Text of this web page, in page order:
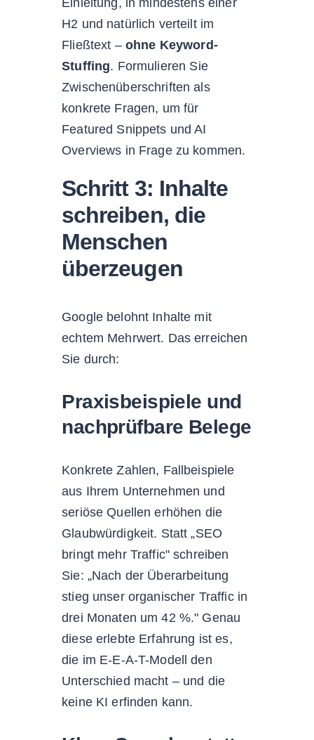
Einleitung, in mindestens einer
H2 und natürlich verteilt im
Fließtext – ohne Keyword-
Stuffing. Formulieren Sie
Zwischenüberschriften als
konkrete Fragen, um für
Featured Snippets und AI
Overviews in Frage zu kommen.
Schritt 3: Inhalte
schreiben, die
Menschen
überzeugen
Google belohnt Inhalte mit
echtem Mehrwert. Das erreichen
Sie durch:
Praxisbeispiele und
nachprüfbare Belege
Konkrete Zahlen, Fallbeispiele
aus Ihrem Unternehmen und
seriöse Quellen erhöhen die
Glaubwürdigkeit. Statt „SEO
bringt mehr Traffic" schreiben
Sie: „Nach der Überarbeitung
stieg unser organischer Traffic in
drei Monaten um 42 %." Genau
diese erlebte Erfahrung ist es,
die im E-E-A-T-Modell den
Unterschied macht – und die
keine KI erfinden kann.